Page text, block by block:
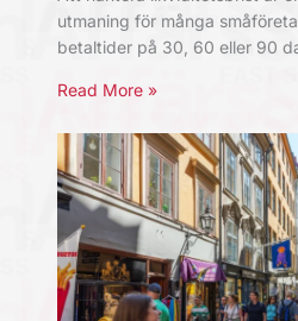
utmaning för många
betaltider på 30, 60 eller 90
Read More »